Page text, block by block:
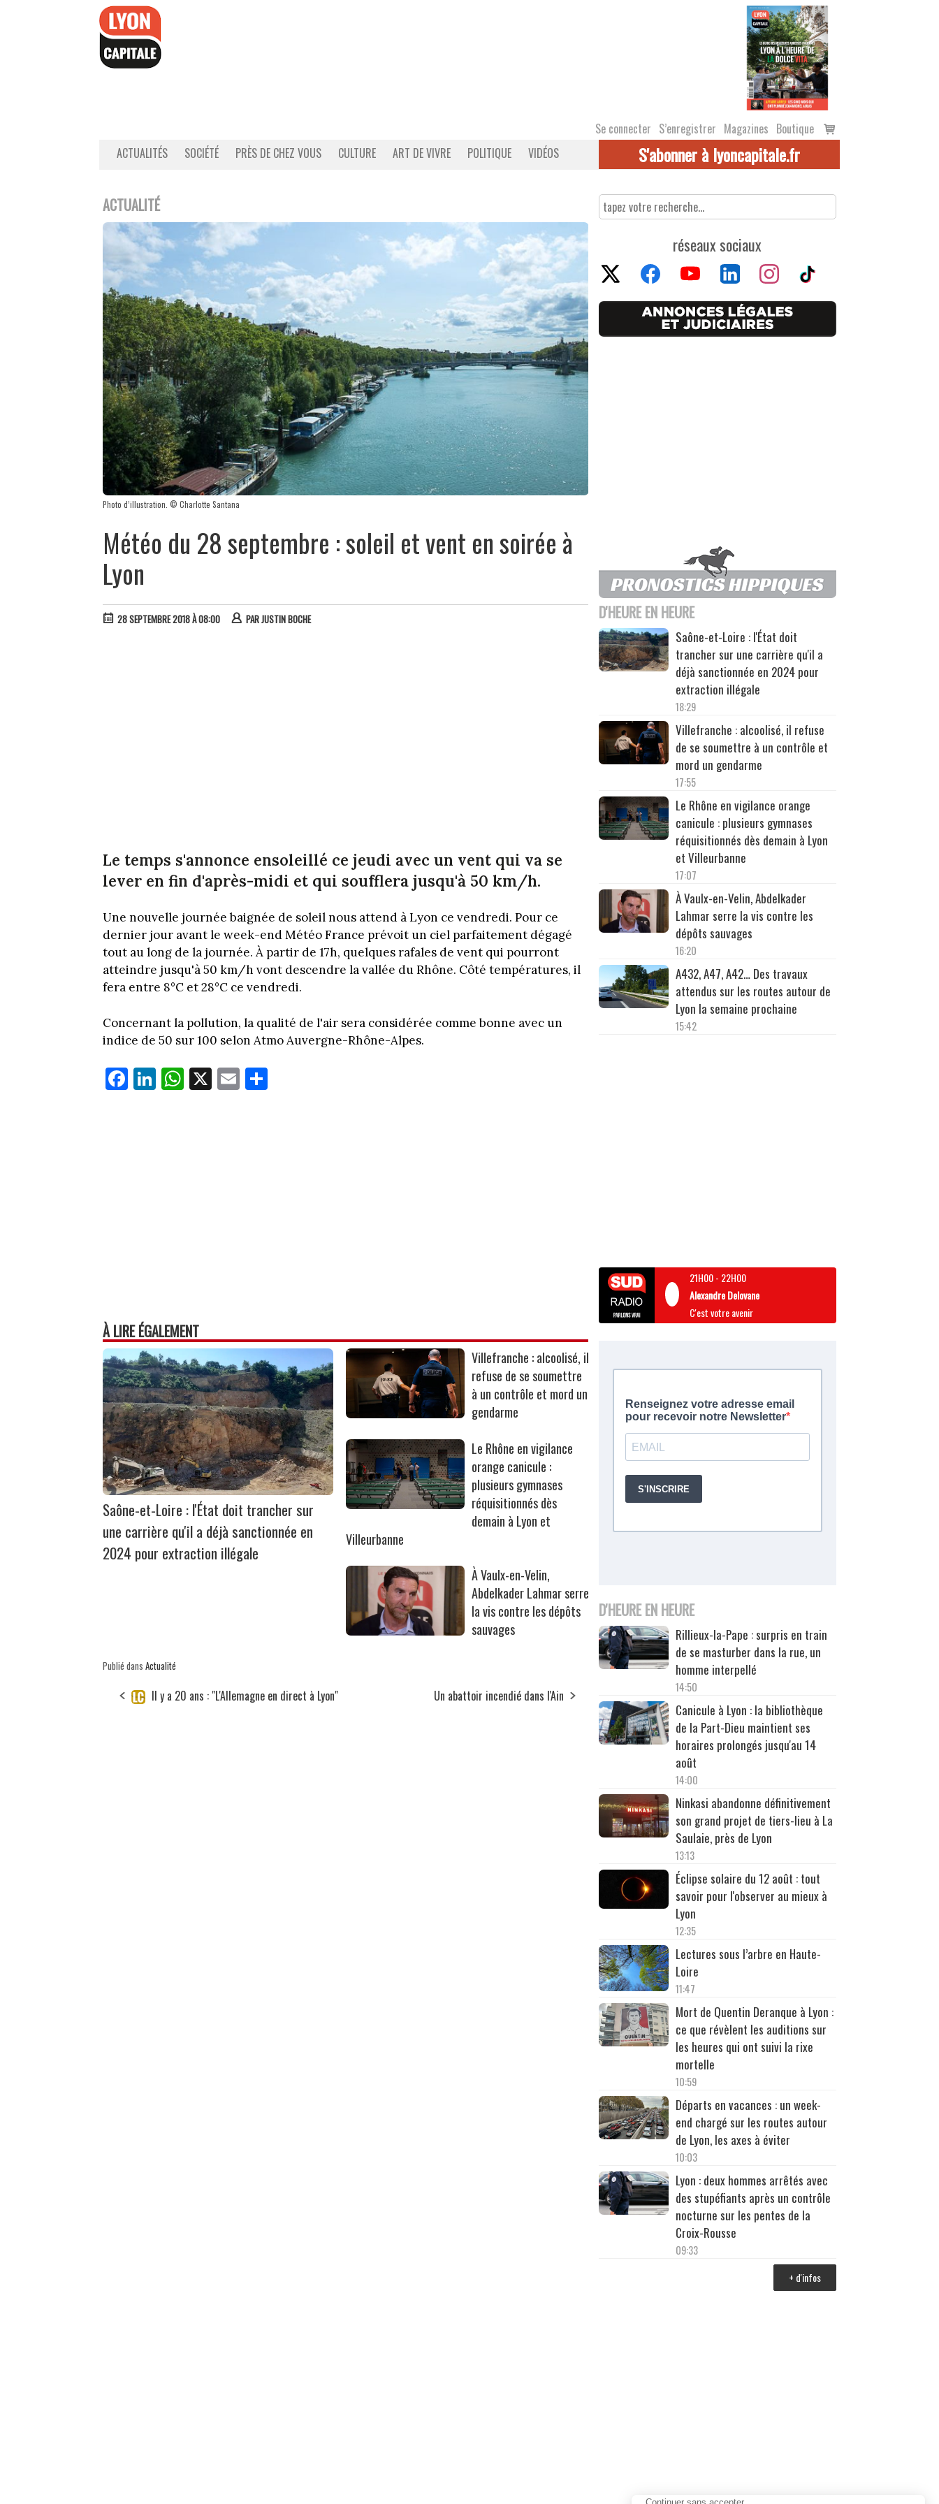
Se connecter S’enregistrer Magazines Boutique
Voir
le
ACTUALITÉS SOCIÉTÉ PRÈS DE CHEZ VOUS CULTURE ART DE VIVRE POLITIQUE VIDÉOS S'abonner à lyoncapitale.fr
ACTUALITÉ
Photo d’illustration. © Charlotte Santana
Météo du 28 septembre : soleil et vent en soirée à
Lyon
28 SEPTEMBRE 2018 À 08:00 PARJUSTIN BOCHE
Le temps s'annonce ensoleillé ce jeudi avec un vent qui va se
lever en fin d'après-midi et qui soufflera jusqu'à 50 km/h.
Une nouvelle journée baignée de soleil nous attend à Lyon ce vendredi. Pour ce
dernier jour avant le week-end Météo France prévoit un ciel parfaitement dégagé
tout au long de la journée. À partir de 17h, quelques rafales de vent qui pourront
atteindre jusqu'à 50 km/h vont descendre la vallée du Rhône. Côté températures, il
fera entre 8°C et 28°C ce vendredi.
Concernant la pollution, la qualité de l'air sera considérée comme bonne avec un
indice de 50 sur 100 selon Atmo Auvergne-Rhône-Alpes.
Fa
ce
Li
nk
W
ha
X E
m
À LIRE ÉGALEMENT
Saône-et-Loire : l'État doit trancher sur
une carrière qu'il a déjà sanctionnée en
2024 pour extraction illégale
Villefranche : alcoolisé, il
refuse de se soumettre
à un contrôle et mord un
gendarme
Le Rhône en vigilance
orange canicule :
plusieurs gymnases
réquisitionnés dès
demain à Lyon et
Villeurbanne
À Vaulx-en-Velin,
Abdelkader Lahmar serre
la vis contre les dépôts
sauvages
Publié dans Actualité
Il y a 20 ans : "L'Allemagne en direct à Lyon" Un abattoir incendié dans l'Ain
réseaux sociaux
D'HEURE EN HEURE
Saône-et-Loire : l'État doit
trancher sur une carrière qu'il a
déjà sanctionnée en 2024 pour
extraction illégale
18:29
Villefranche : alcoolisé, il refuse
de se soumettre à un contrôle et
mord un gendarme
17:55
Le Rhône en vigilance orange
canicule : plusieurs gymnases
réquisitionnés dès demain à Lyon
et Villeurbanne
17:07
À Vaulx-en-Velin, Abdelkader
Lahmar serre la vis contre les
dépôts sauvages
16:20
A432, A47, A42… Des travaux
attendus sur les routes autour de
Lyon la semaine prochaine
15:42
21H00- 22H00
Alexandre Delovane
C'est votre avenir
D'HEURE EN HEURE
Rillieux-la-Pape : surpris en train
de se masturber dans la rue, un
homme interpellé
14:50
Canicule à Lyon : la bibliothèque
de la Part-Dieu maintient ses
horaires prolongés jusqu'au 14
août
14:00
Ninkasi abandonne définitivement
son grand projet de tiers-lieu à La
Saulaie, près de Lyon
13:13
Éclipse solaire du 12 août : tout
savoir pour l'observer au mieux à
Lyon
12:35
Lectures sous l’arbre en Haute-
Loire
11:47
Mort de Quentin Deranque à Lyon :
ce que révèlent les auditions sur
les heures qui ont suivi la rixe
mortelle
10:59
Départs en vacances : un week-
end chargé sur les routes autour
de Lyon, les axes à éviter
10:03
Lyon : deux hommes arrêtés avec
des stupéfiants après un contrôle
nocturne sur les pentes de la
Croix-Rousse
09:33
+ d'infos